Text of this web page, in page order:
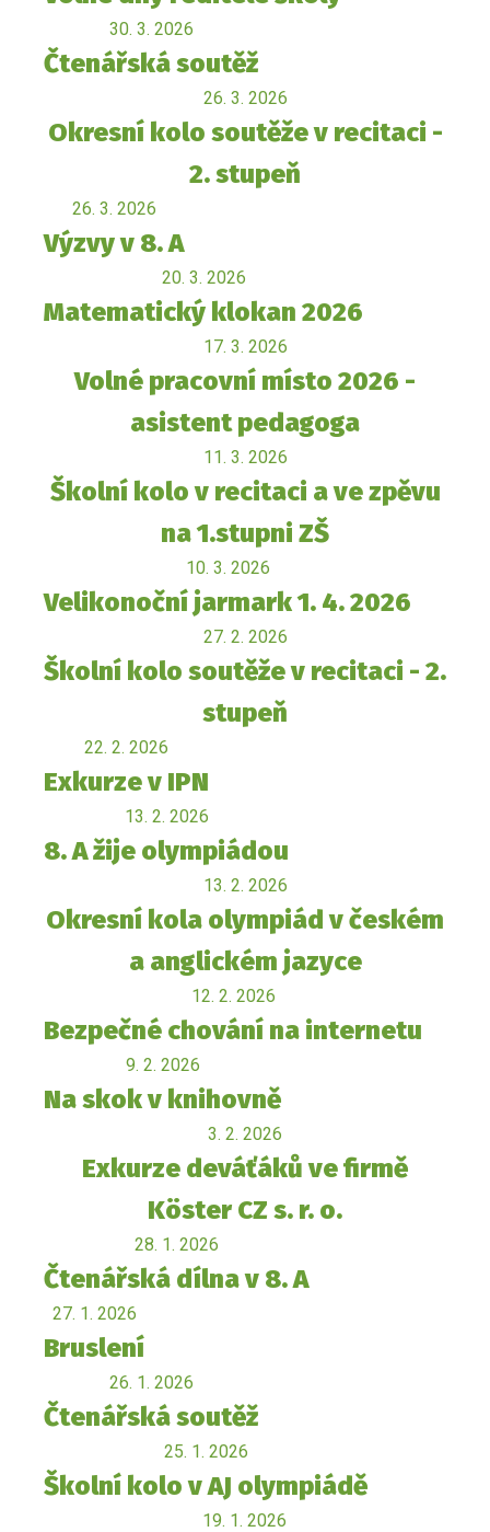
30. 3. 2026
Čtenářská soutěž
26. 3. 2026
Okresní kolo soutěže v recitaci -
2. stupeň
26. 3. 2026
Výzvy v 8. A
20. 3. 2026
Matematický klokan 2026
17. 3. 2026
Volné pracovní místo 2026 -
asistent pedagoga
11. 3. 2026
Školní kolo v recitaci a ve zpěvu
na 1.stupni ZŠ
10. 3. 2026
Velikonoční jarmark 1. 4. 2026
27. 2. 2026
Školní kolo soutěže v recitaci - 2.
stupeň
22. 2. 2026
Exkurze v IPN
13. 2. 2026
8. A žije olympiádou
13. 2. 2026
Okresní kola olympiád v českém
a anglickém jazyce
12. 2. 2026
Bezpečné chování na internetu
9. 2. 2026
Na skok v knihovně
3. 2. 2026
Exkurze deváťáků ve firmě
Köster CZ s. r. o.
28. 1. 2026
Čtenářská dílna v 8. A
27. 1. 2026
Bruslení
26. 1. 2026
Čtenářská soutěž
25. 1. 2026
Školní kolo v AJ olympiádě
19. 1. 2026